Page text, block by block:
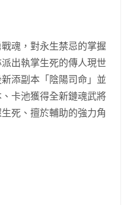
魂，對永生禁忌的掌握
出執掌生死的傳人現世
添副本「陰陽司命」並
卡池獲得全新鏈魂武將
死、擅於輔助的強力角